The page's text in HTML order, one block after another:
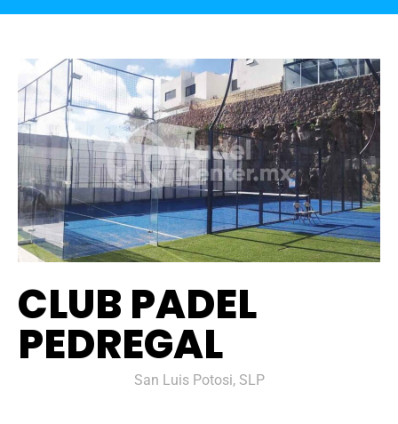
CLUB PADEL
PEDREGAL
San Luis Potosi, SLP